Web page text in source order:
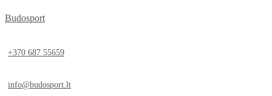
Budosport
+370 687 55659
info@budosport.lt